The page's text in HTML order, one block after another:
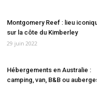
Montgomery Reef : lieu
sur la côte du Kimberley
29 juin 2022
Hébergements en Australie :
camping, van, B&B ou